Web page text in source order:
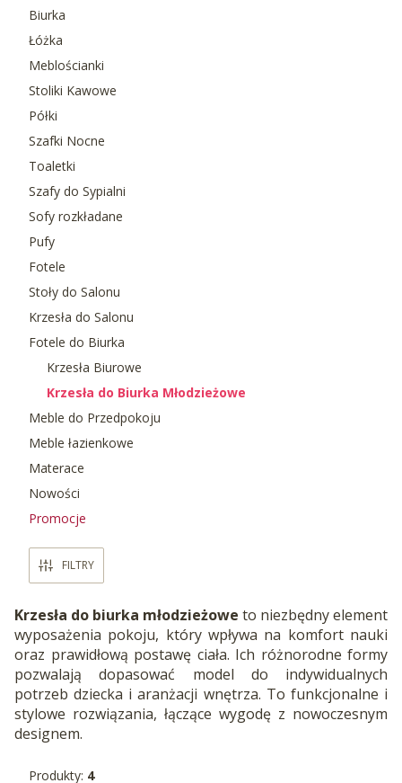
Biurka
Łóżka
Meblościanki
Stoliki Kawowe
Półki
Szafki Nocne
Toaletki
Szafy do Sypialni
Sofy rozkładane
Pufy
Fotele
Stoły do Salonu
Krzesła do Salonu
Fotele do Biurka
Krzesła Biurowe
Krzesła do Biurka Młodzieżowe
Meble do Przedpokoju
Meble łazienkowe
Materace
Nowości
Promocje
FILTRY
Krzesła do biurka młodzieżowe to niezbędny element
wyposażenia pokoju, który wpływa na komfort nauki
oraz prawidłową postawę ciała. Ich różnorodne formy
pozwalają dopasować model do indywidualnych
potrzeb dziecka i aranżacji wnętrza. To funkcjonalne i
stylowe rozwiązania, łączące wygodę z nowoczesnym
designem.
Produkty: 4